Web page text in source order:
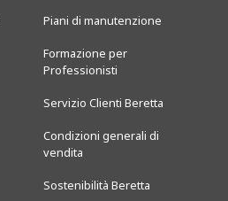
Piani di manutenzione
Formazione per
Professionisti
Servizio Clienti Beretta
Condizioni generali di
vendita
Sostenibilità Beretta